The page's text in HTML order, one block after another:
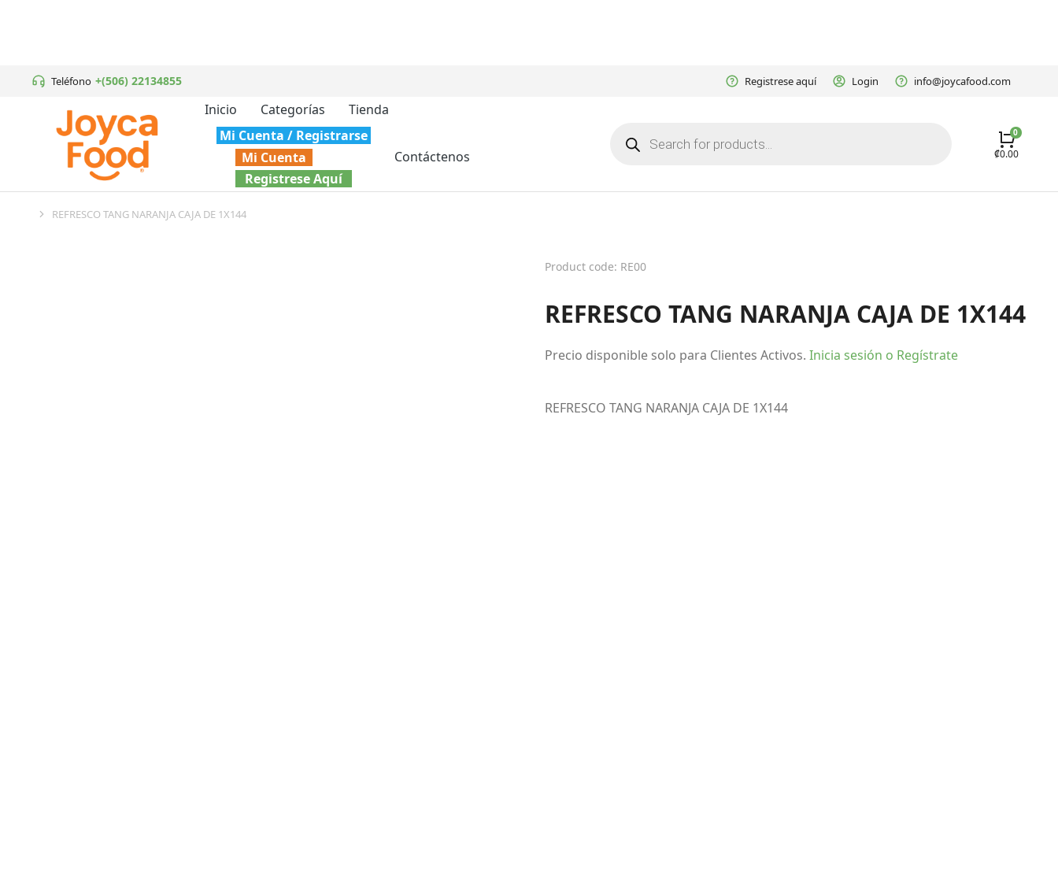
Teléfono +(506) 22134855 Registrese aquí Login info@joycafood.com
Inicio Categorías
Tienda
Mi Cuenta / Registrarse
Mi Cuenta
Registrese Aquí
Contáctenos ₡0.00
You are here:
REFRESCO TANG NARANJA CAJA DE 1X144
Product code: RE00
REFRESCO TANG NARANJA CAJA DE 1X144
Precio disponible solo para Clientes Activos. Inicia sesión o Regístrate
REFRESCO TANG NARANJA CAJA DE 1X144